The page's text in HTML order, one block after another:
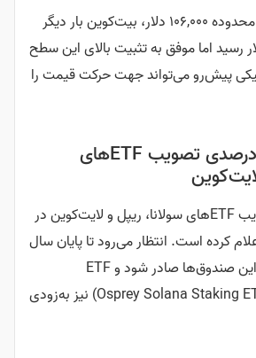
پس از افت موقت تا محدوده ۱۰۶,۰۰۰ دلار، بیت‌کوین بار دیگر
۱۰۸,۰۰۰ دلار رسید اما موفق به تثبیت بالای این سطح
پیش‌رو می‌تواند جهت حرکت قیمت را
1.2 شانس ۹۵ درصدی تصویب ETFهای
بلومبرگ احتمال تصویب ETFهای سولانا، ریپل و لایت‌کوین در
را حدود ۹۵٪ اعلام کرده است. انتظار می‌رود تا پایان سال
جاری میلادی، مجوز این صندوق‌ها صادر شود و ETF
استیکینگ سولانا (Osprey Solana Staking ETF) نیز به‌زودی